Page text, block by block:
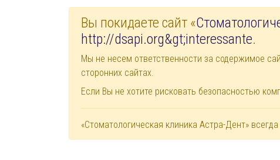
Вы покидаете сайт «
http://dsapi.org&gt;interessante.
Мы не несем ответственности за содержимое
сторонних сайтах.
Если Вы не хотите рисковать безопасностью
«Стоматологическая клиника Астра-Дент»